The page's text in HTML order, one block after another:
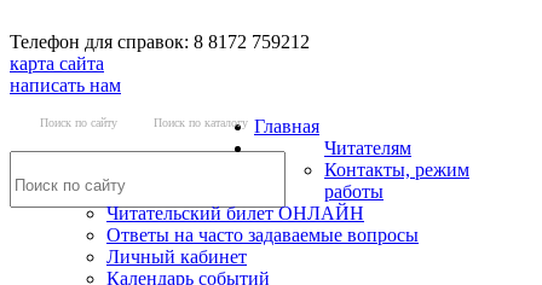
Телефон для справок: 8 8172 759212
карта сайта
написать нам
Поиск по сайту Поиск по каталогу Главная
Читателям
Контакты, режим
работы
Читательский билет ОНЛАЙН
Ответы на часто задаваемые вопросы
Личный кабинет
Календарь событий